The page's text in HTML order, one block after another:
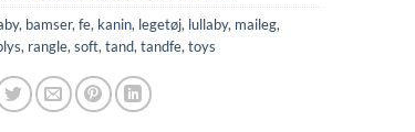
, bamser, fe, kanin, legetøj, lullaby, maileg,
, rangle, soft, tand, tandfe, toys